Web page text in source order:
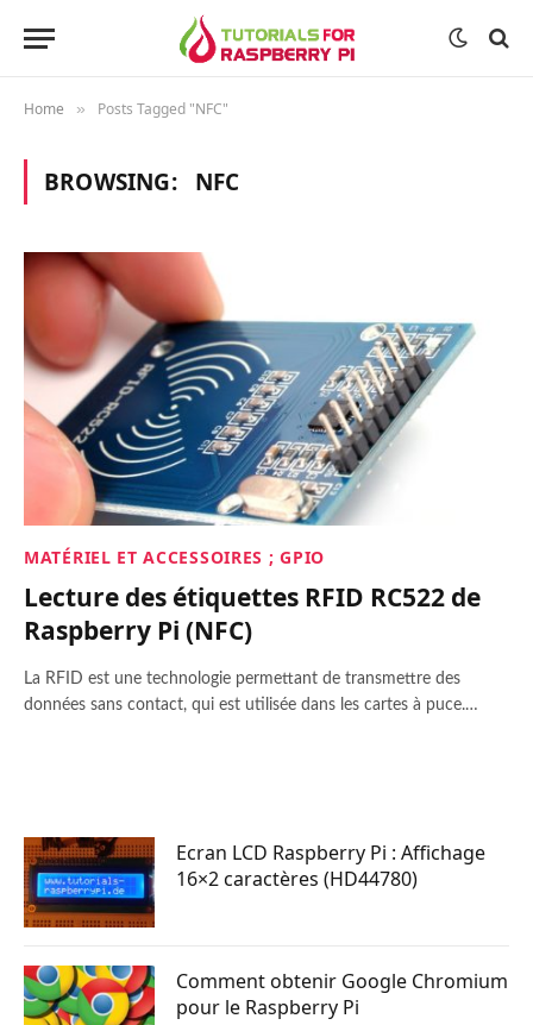
Home » Posts Tagged "NFC"
BROWSING: NFC
MATÉRIEL ET ACCESSOIRES ; GPIO
Lecture des étiquettes RFID RC522 de
Raspberry Pi (NFC)
La RFID est une technologie permettant de transmettre des
données sans contact, qui est utilisée dans les cartes à puce.…
Ecran LCD Raspberry Pi : Affichage
16×2 caractères (HD44780)
Comment obtenir Google Chromium
pour le Raspberry Pi